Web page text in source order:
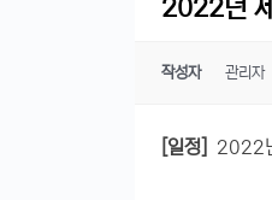
2022년
작성자 관리자
[일정] 2022